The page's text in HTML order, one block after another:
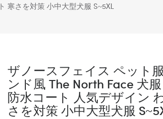
ト 寒さを対策 小中大型犬服 S~5XL
ザノースフェイス ペット
ンド風 The North Face 犬
防水コート 人気デザイン
さを対策 小中大型犬服